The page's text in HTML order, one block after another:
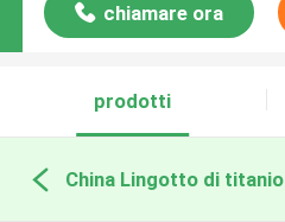
chiamare ora
prodotti
China Lingotto di titanio